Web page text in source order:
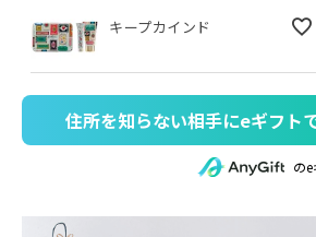
キープカインド
住所を知らない相手にeギフト
の